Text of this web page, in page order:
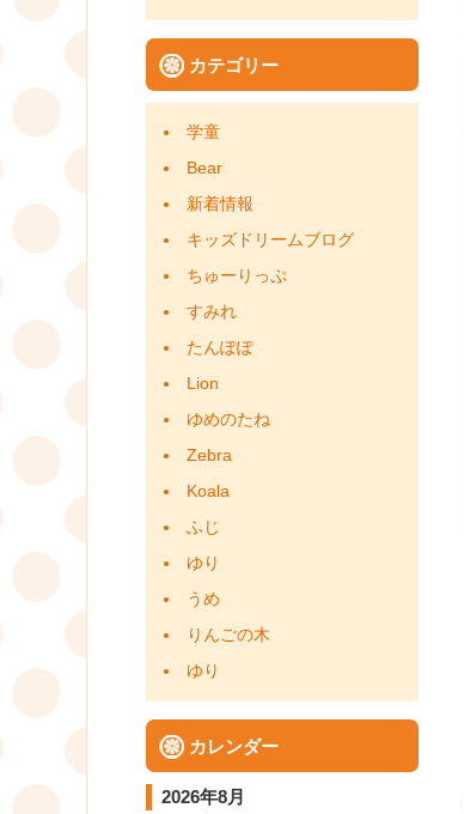
カテゴリー
学童
Bear
新着情報
キッズドリームブログ
ちゅーりっぷ
すみれ
たんぽぽ
Lion
ゆめのたね
Zebra
Koala
ふじ
ゆり
うめ
りんごの木
ゆり
カレンダー
2026年8月